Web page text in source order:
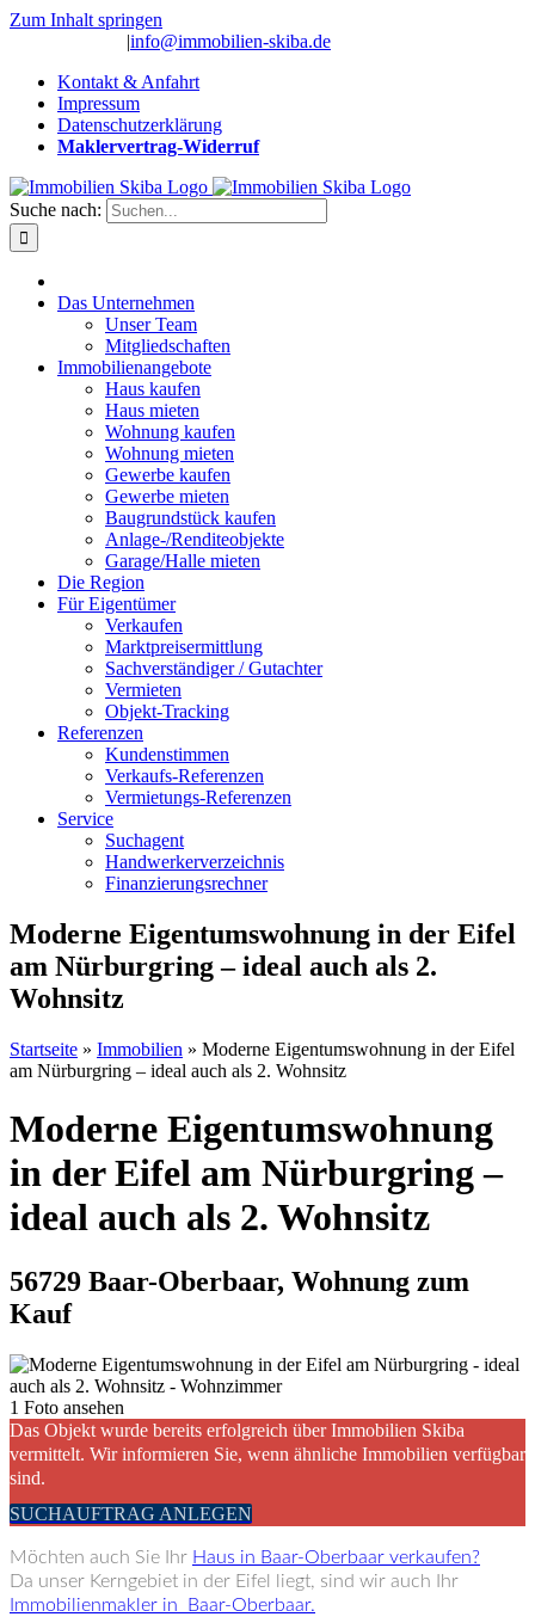
Zum Inhalt springen
|info@immobilien-skiba.de
Kontakt & Anfahrt
Impressum
Datenschutzerklärung
Maklervertrag-Widerruf
Suche nach:
Das Unternehmen
Unser Team
Mitgliedschaften
Immobilienangebote
Haus kaufen
Haus mieten
Wohnung kaufen
Wohnung mieten
Gewerbe kaufen
Gewerbe mieten
Baugrundstück kaufen
Anlage-/Renditeobjekte
Garage/Halle mieten
Die Region
Für Eigentümer
Verkaufen
Marktpreisermittlung
Sachverständiger / Gutachter
Vermieten
Objekt-Tracking
Referenzen
Kundenstimmen
Verkaufs-Referenzen
Vermietungs-Referenzen
Service
Suchagent
Handwerkerverzeichnis
Finanzierungsrechner
Moderne Eigentumswohnung in der Eifel
am Nürburgring – ideal auch als 2.
Wohnsitz
Startseite » Immobilien » Moderne Eigentumswohnung in der Eifel
am Nürburgring – ideal auch als 2. Wohnsitz
Moderne Eigentumswohnung
in der Eifel am Nürburgring –
ideal auch als 2. Wohnsitz
56729 Baar-Oberbaar, Wohnung zum
Kauf
1 Foto ansehen
Das Objekt wurde bereits erfolgreich über Immobilien Skiba
vermittelt. Wir informieren Sie, wenn ähnliche Immobilien verfügbar
sind.
SUCHAUFTRAG ANLEGEN
Möchten auch Sie Ihr Haus in Baar-Oberbaar verkaufen?
Da unser Kerngebiet in der Eifel liegt, sind wir auch Ihr
Immobilienmakler in Baar-Oberbaar.